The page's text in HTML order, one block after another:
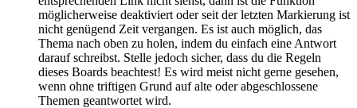
möglicherweise deaktiviert oder seit der letzten Markierung ist
nicht genügend Zeit vergangen. Es ist auch möglich, das
Thema nach oben zu holen, indem du einfach eine Antwort
darauf schreibst. Stelle jedoch sicher, dass du die Regeln
dieses Boards beachtest! Es wird meist nicht gerne gesehen,
wenn ohne triftigen Grund auf alte oder abgeschlossene
Themen geantwortet wird.